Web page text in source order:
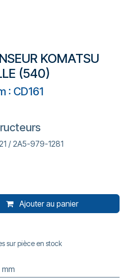
KOMATSU
(540)
: CD161
/ 2A5-979-1281
Ajouter au panier
sur pièce en stock
mm